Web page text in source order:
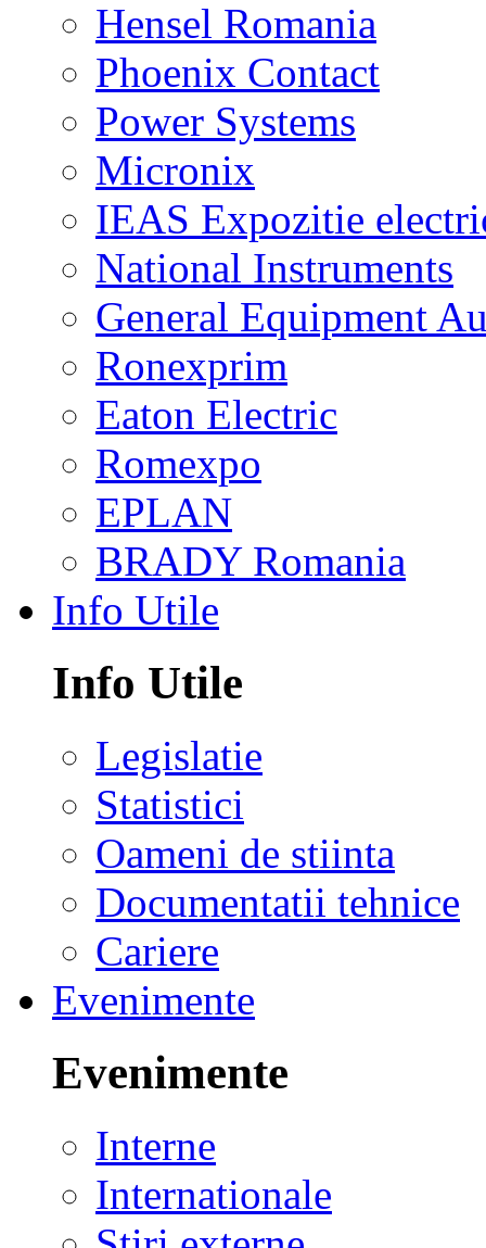
Hensel Romania
Phoenix Contact
Power Systems
Micronix
IEAS Expozitie
National Instruments
General Equipment
Ronexprim
Eaton Electric
Romexpo
EPLAN
BRADY Romania
Info Utile
Info Utile
Legislatie
Statistici
Oameni de stiinta
Documentatii tehnice
Cariere
Evenimente
Evenimente
Interne
Internationale